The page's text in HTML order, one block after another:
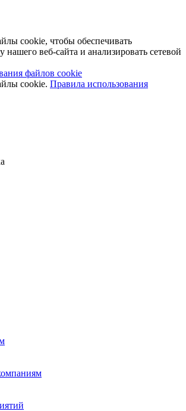
cookie, чтобы обеспечивать
нашего веб-сайта и анализировать сетевой
файлов cookie
cookie. Правила использования